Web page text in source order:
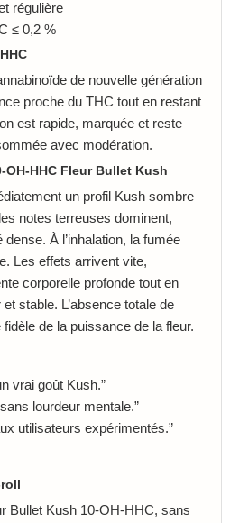
régulière
≤ 0,2 %
de nouvelle génération
proche du THC tout en restant
est rapide, marquée et reste
avec modération.
OH-HHC Fleur Bullet Kush
un profil Kush sombre
notes terreuses dominent,
À l’inhalation, la fumée
Les effets arrivent vite,
corporelle profonde tout en
stable. L’absence totale de
de la puissance de la fleur.
vrai goût Kush.”
lourdeur mentale.”
utilisateurs expérimentés.”
Bullet Kush 10-OH-HHC, sans